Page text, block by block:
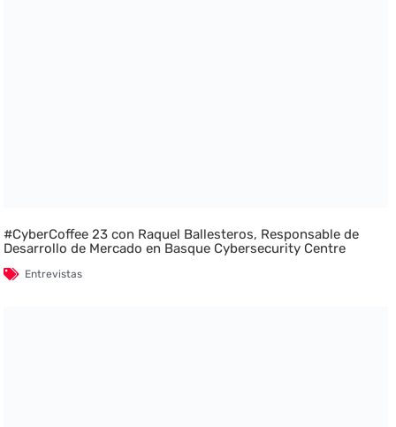
#CyberCoffee 23 con Raquel Ballesteros, Responsable de
Desarrollo de Mercado en Basque Cybersecurity Centre
Entrevistas